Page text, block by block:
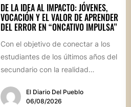
DE LA IDEA AL IMPACTO: JÓVENES,
VOCACIÓN Y EL VALOR DE APRENDER
DEL ERROR EN “ONCATIVO IMPULSA”
Con el objetivo de conectar a los
estudiantes de los últimos años del
secundario con la realidad
El Diario Del Pueblo
06/08/2026